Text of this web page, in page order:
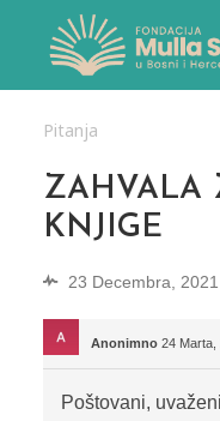
Pitanja
ZAHVALA
KNJIGE
23 Decembra, 2021
Anonimno 24 Marta,
Poštovani,